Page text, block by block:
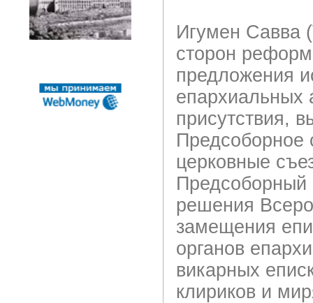
Игумен Савва
сторон
предложения
епархиальных
присутствия,
Предсоборное
церковные
Предсоборный
решения
замещения
органов
викарных
клириков и